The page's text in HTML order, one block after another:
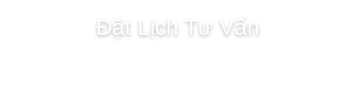
Đặt Lịch Tư Vấn